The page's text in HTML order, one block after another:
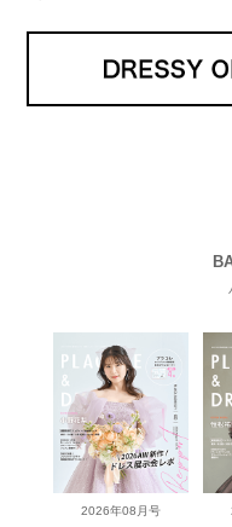
2026年08月号